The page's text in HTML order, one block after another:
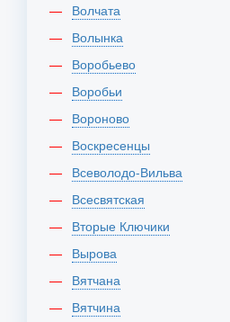
Волчата
Волынка
Воробьево
Воробьи
Вороново
Воскресенцы
Всеволодо-Вильва
Всесвятская
Вторые Ключики
Вырова
Вятчана
Вятчина